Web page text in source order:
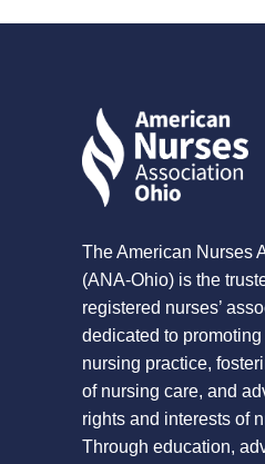
The American Nurses
(ANA-Ohio) is the
registered nurses’
dedicated to
nursing practice,
of nursing care, and
rights and interests of
Through education,